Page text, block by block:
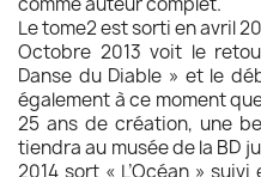
Le tome2 est sorti en avril
Octobre 2013 voit le
Danse du Diable » et le
également à ce moment
25 ans de création, une
tiendra au musée de la BD
2014 sort « L’Océan »